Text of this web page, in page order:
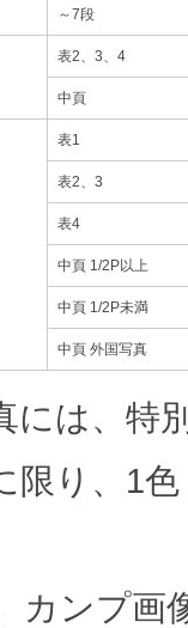
～7段
表2、3、4
中頁
表1
表2、3
表4
中頁 1/2P以上
中頁 1/2P未満
中頁 外国写真
は、特
り、1
カンプ画